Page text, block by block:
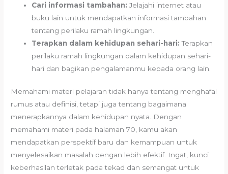
Cari informasi tambahan: Jelajahi internet atau
buku lain untuk mendapatkan informasi tambahan
tentang perilaku ramah lingkungan.
Terapkan dalam kehidupan sehari-hari: Terapkan
perilaku ramah lingkungan dalam kehidupan sehari-
hari dan bagikan pengalamanmu kepada orang lain.
Memahami materi pelajaran tidak hanya tentang menghafal
rumus atau definisi, tetapi juga tentang bagaimana
menerapkannya dalam kehidupan nyata. Dengan
memahami materi pada halaman 70, kamu akan
mendapatkan perspektif baru dan kemampuan untuk
menyelesaikan masalah dengan lebih efektif. Ingat, kunci
keberhasilan terletak pada tekad dan semangat untuk